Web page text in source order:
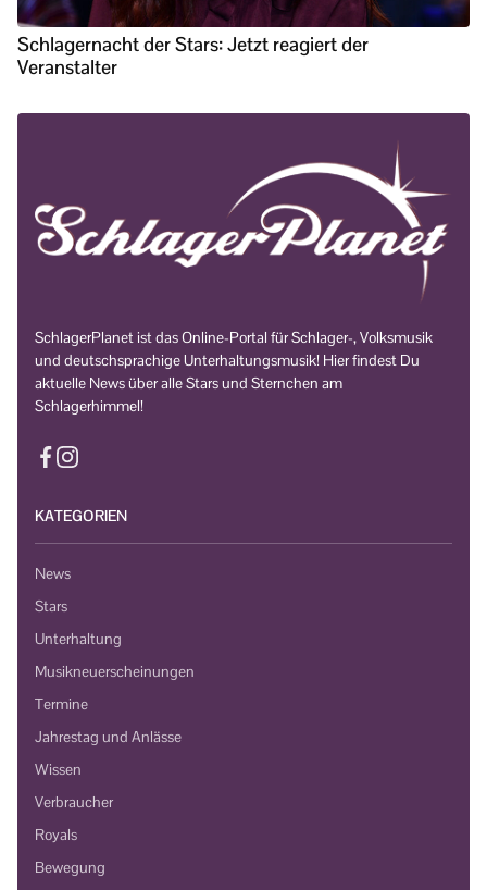
Schlagernacht der Stars: Jetzt reagiert der
Veranstalter
SchlagerPlanet ist das Online-Portal für Schlager-, Volksmusik
und deutschsprachige Unterhaltungsmusik! Hier findest Du
aktuelle News über alle Stars und Sternchen am
Schlagerhimmel!
KATEGORIEN
News
Stars
Unterhaltung
Musikneuerscheinungen
Termine
Jahrestag und Anlässe
Wissen
Verbraucher
Royals
Bewegung